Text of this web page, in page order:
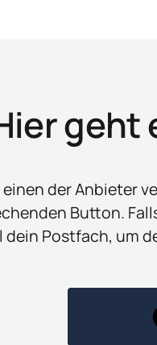
geht
einen der Anbieter
Button.
dein Postfach, um